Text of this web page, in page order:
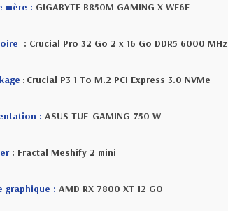
mère : GIGABYTE B850M GAMING X WF6E
: Crucial Pro 32 Go 2 x 16 Go DDR5 6000 MHz
: Crucial P3 1 To M.2 PCI Express 3.0 NVMe
: ASUS TUF-GAMING 750 W
: Fractal Meshify 2 mini
graphique : AMD RX 7800 XT 12 GO